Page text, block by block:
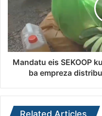
Mandatu eis SEKOOP
ba empreza
Related Articles